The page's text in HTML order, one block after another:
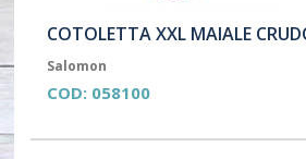
COTOLETTA XXL MAIALE
Salomon
COD: 058100